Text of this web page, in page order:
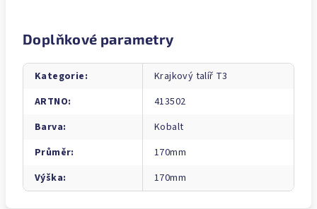
Doplňkové parametry
Kategorie:
Krajkový talíř T3
ARTNO:
413502
Barva:
Kobalt
Průměr:
170mm
Výška: 170mm